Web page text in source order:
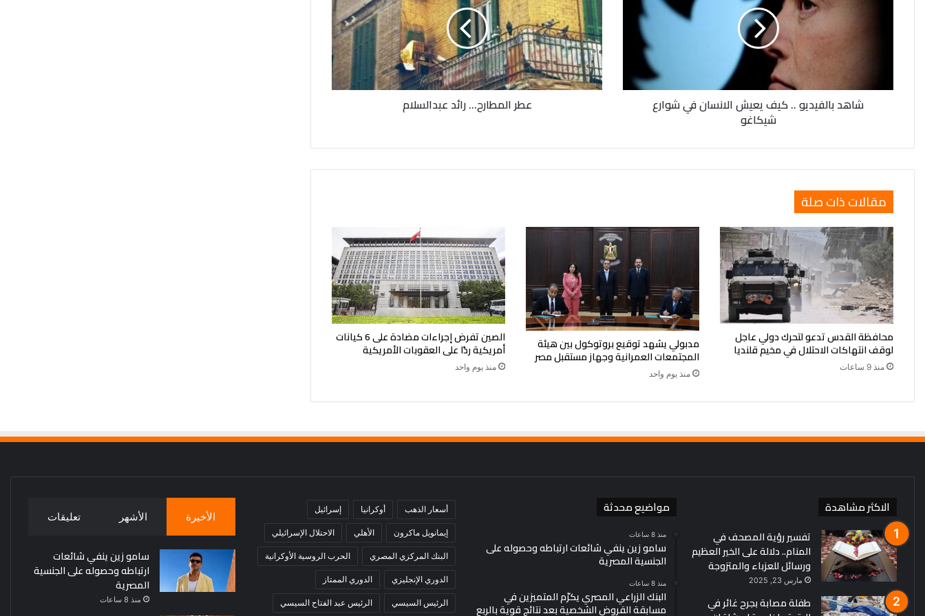
شيكاغو
شاهد بالفيديو .. كيف يعيش الانسان في شوارع
شيكاغو
عبدالسلام
عطر المطارح... رائد عبدالسلام
مقالات ذات صلة
محافظة القدس تدعو لتحرك دولي عاجل
لوقف انتهاكات الاحتلال في مخيم قلنديا
منذ 9 ساعات
مدبولي يشهد توقيع بروتوكول بين هيئة
المجتمعات العمرانية وجهاز مستقبل مصر
منذ يوم واحد
الصين تفرض إجراءات مضادة على 6 كيانات
أمريكية ردًا على العقوبات الأمريكية
منذ يوم واحد
الاكثر مشاهدة
تفسير رؤية المصحف في
المنام.. دلالة على الخير العظيم
ورسائل للعزباء والمتزوجة
مارس 23, 2025
طفلة مصابة بجرح غائر في
مواضيع محدثة
منذ 8 ساعات
سامو زين ينفي شائعات ارتباطه وحصوله على
الجنسية المصرية
منذ 8 ساعات
البنك الزراعي المصري يكرّم المتميزين في
مسابقة القروض الشخصية بعد نتائج قوية بالربع
أسعار الذهب أوكرانيا إسرائيل
إيمانويل ماكرون الأهلي الاحتلال الإسرائيلي
البنك المركزي المصري الحرب الروسية الأوكرانية
الدوري الإنجليزي الدوري الممتاز
الرئيس السيسي الرئيس عبد الفتاح السيسي
الأخيرة الأشهر تعليقات
سامو زين ينفي شائعات
ارتباطه وحصوله على الجنسية
المصرية
منذ 8 ساعات